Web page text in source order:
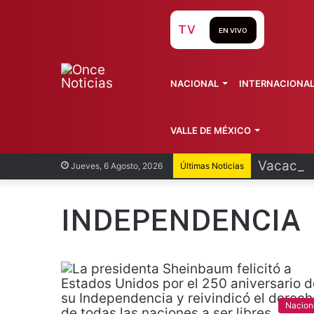
Jueves, 6 Agosto, 2026 Últimas Noticias
TV EN VIVO
NACIONAL INTERNACIONAL
VALLE DE MÉXICO
INDEPENDENCIA